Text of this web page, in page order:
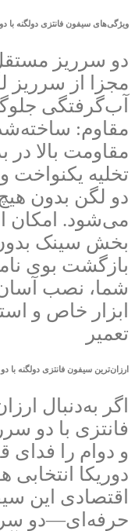
ویژگی‌های سیفون فانتزی دولگنه با
دو سرریز
مجزا از سرریز
آب‌گرفتگی
مقاوم:
مقاومت بالا
تخلیه یکنواخت
دو لگن بدون
می‌شود. امکان
بخش سینک
بازگشت بوی
شما، نصب
ابزار خاص و
تعمیر
ارزان‌ترین سیفون فانتزی دولگنه با
اگر به‌دنبال
فانتزی با دو
و دوام را فدای
دوریکا
اقتصادی این
حرفه‌ای—دو